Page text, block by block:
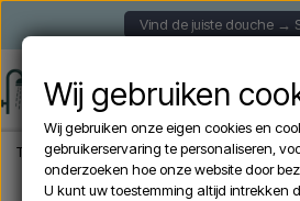
Vind de juiste douche →
Thuis Tuindouche Vrijstaande douches
Wij gebruiken
Wij gebruiken onze eigen cookies en
gebruikerservaring te personaliseren,
onderzoeken hoe onze website door
U kunt uw toestemming altijd intrekken